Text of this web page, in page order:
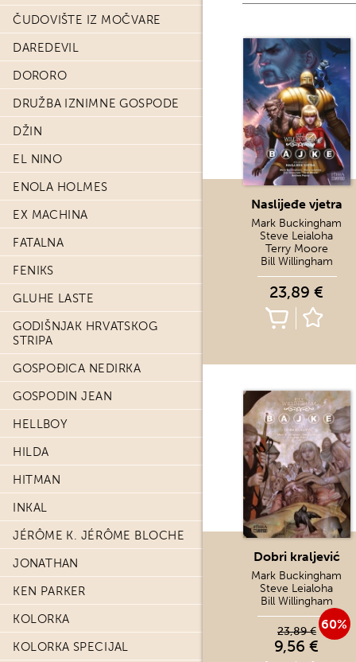
ČUDOVIŠTE IZ MOČVARE
DAREDEVIL
DORORO
DRUŽBA IZNIMNE GOSPODE
DŽIN
EL NINO
ENOLA HOLMES
EX MACHINA
FATALNA
FENIKS
GLUHE LASTE
GODIŠNJAK HRVATSKOG
STRIPA
GOSPOĐICA NEDIRKA
GOSPODIN JEAN
HELLBOY
HILDA
HITMAN
INKAL
JÉRÔME K. JÉRÔME BLOCHE
JONATHAN
KEN PARKER
KOLORKA
KOLORKA SPECIJAL
Naslijeđe vjetra
Mark Buckingham
Steve Leialoha
Terry Moore
Bill Willingham
23,89 €
Dobri kraljević
Mark Buckingham
Steve Leialoha
Bill Willingham
60%
23,89 €
9,56 €